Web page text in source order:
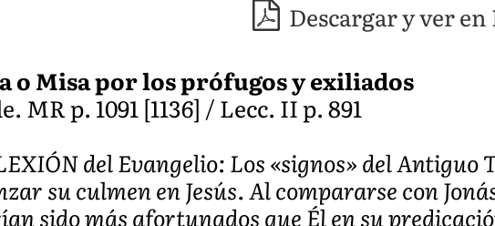
Descargar y ver en
o Misa por los prófugos y exiliados
MR p. 1091 [1136] / Lecc. II p. 891
del Evangelio: Los «signos» del
su culmen en Jesús. Al compararse con
sido más afortunados que Él en su